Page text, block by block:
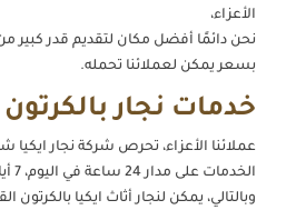
الأعزاء،
نحن دائمًا أفضل مكان لتقديم قدر كبير
بسعر يمكن لعملائنا تحمله.
خدمات نجار بالكرتون
عملائنا الأعزاء، تحرص شركة نجار
الخدمات على مدار 24 ساعة في اليوم، 7 أيام في الأسبوع.
وبالتالي، يمكن لنجار أثاث ايكيا بالكرتون